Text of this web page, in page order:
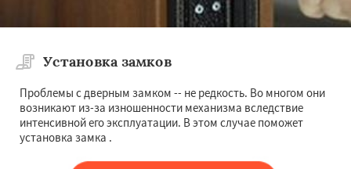
Установка замков
Проблемы с дверным замком -- не редкость. Во многом они
возникают из-за изношенности механизма вследствие
интенсивной его эксплуатации. В этом случае поможет
установка замка .